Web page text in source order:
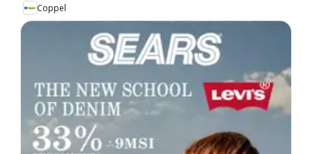
Coppel